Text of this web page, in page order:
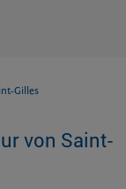
Gilles
von Saint-